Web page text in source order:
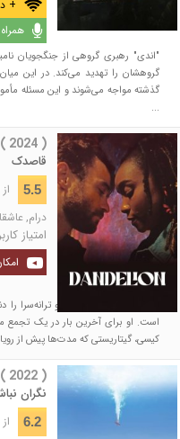
+
"اندی" رهبری گروهی از جنگجویان
گروهشان را تهدید می‌کند. در این
گذشته مواجه می‌شوند و این مسئله
...
( 2024 )
قاصدک
5.5 از 10
درام,
امتیاز
فیلم داستان یک خواننده و
است. او برای آخرین بار در یک تجمع
کیسی، گیتاریستی که مدت‌ها پیش از
( 2022 )
نگران
6.2 از 10